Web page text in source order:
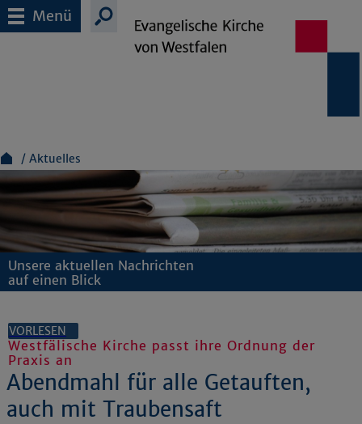
Menü
Aktuelles
Unsere aktuellen Nachrichten
auf einen Blick
VORLESEN
Westfälische Kirche passt ihre Ordnung der
Praxis an
Abendmahl für alle Getauften,
auch mit Traubensaft